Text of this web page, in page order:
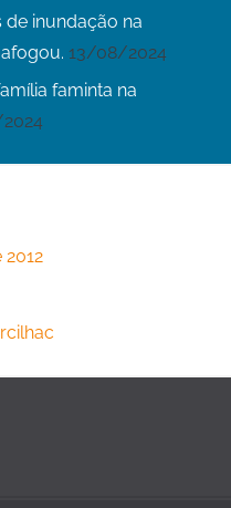
de inundação na
13/08/2024
faminta na